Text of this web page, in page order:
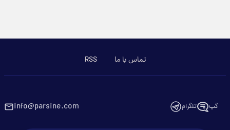
تماس با ما RSS
گپ تلگرام info@parsine.com